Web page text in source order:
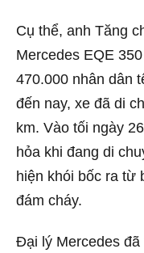
Cụ thể, anh Tăng
Mercedes EQE
470.000 nhân dân
đến nay, xe đã di
km. Vào tối ngày
hỏa khi đang di
hiện khói bốc ra từ
đám cháy.
Đại lý Mercedes